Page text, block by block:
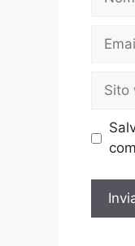
Email
Sito
web